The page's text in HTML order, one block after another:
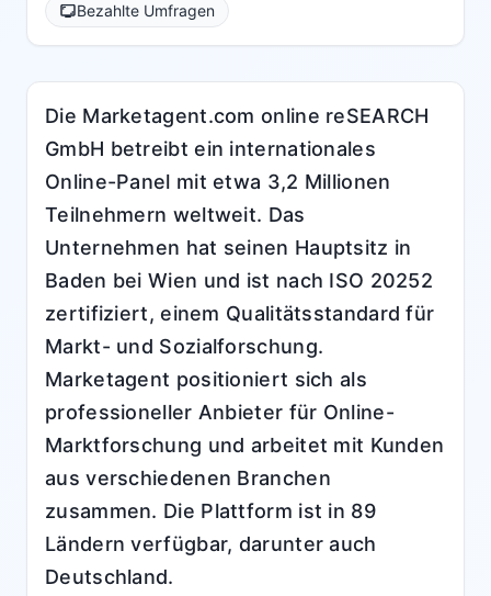
Bezahlte Umfragen
Die Marketagent.com online reSEARCH
GmbH betreibt ein internationales
Online-Panel mit etwa 3,2 Millionen
Teilnehmern weltweit. Das
Unternehmen hat seinen Hauptsitz in
Baden bei Wien und ist nach ISO 20252
zertifiziert, einem Qualitätsstandard für
Markt- und Sozialforschung.
Marketagent positioniert sich als
professioneller Anbieter für Online-
Marktforschung und arbeitet mit Kunden
aus verschiedenen Branchen
zusammen. Die Plattform ist in 89
Ländern verfügbar, darunter auch
Deutschland.